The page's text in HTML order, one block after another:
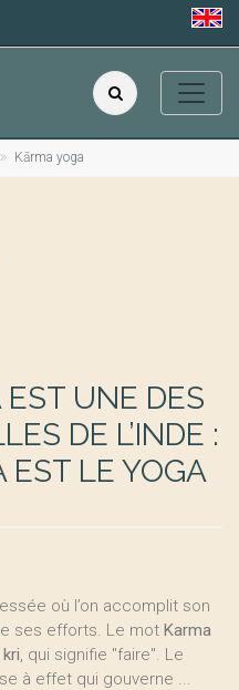
Kārma yoga
UNE DES
DE L’INDE :
EST LE YOGA
où l’on accomplit son
ses efforts. Le mot Karma
kri, qui signifie "faire". Le
à effet qui gouverne ...